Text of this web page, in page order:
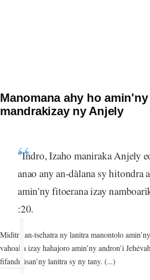
Manomana ahy ho amin'ny
mandrakizay ny Anjely
"Indro, Izaho maniraka Anjely
anao any an-dàlana sy hitondra
amin'ny fitoerana izay
:20.
Miditra an-tsehatra ny lanitra manontolo
vahoaka izay hahajoro amin’ny andron’i
fifandraisan’ny lanitra sy ny tany. (...)